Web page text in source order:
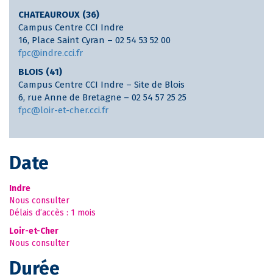
CHATEAUROUX (36)
Campus Centre CCI Indre
16, Place Saint Cyran – 02 54 53 52 00
fpc@indre.cci.fr
BLOIS (41)
Campus Centre CCI Indre – Site de Blois
6, rue Anne de Bretagne – 02 54 57 25 25
fpc@loir-et-cher.cci.fr
Date
Indre
Nous consulter
Délais d’accès : 1 mois
Loir-et-Cher
Nous consulter
Durée